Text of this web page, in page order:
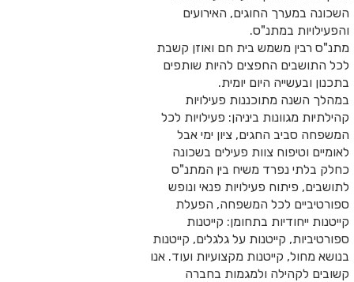
החוגים, האירועים
במתנ"ס.
משמש בית חם ואוזן קשבת
החפצים להיות שותפים
היום יומית.
מתוכננות פעילויות
ביניהן: פעילויות לכל
החגים, ציון ימי אבל
צוות פעילים בשכונה
נפרד משיח בין המתנ"ס
פעילויות פנאי ונופש
לכל המשפחה, הפעלת
בתחומן:קייטנות
,קייטנותעל גלגלים, קייטנות
קייטנות מקצועיות ועוד. אנו
ולמגמות בחברה